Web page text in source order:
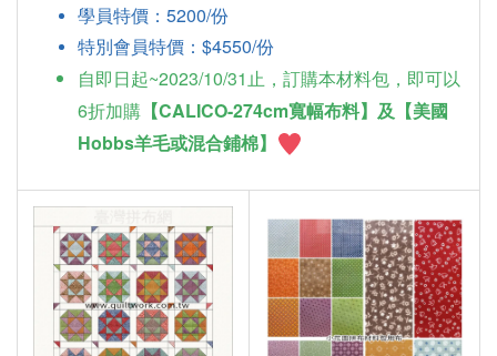
學員特價：5200/份
特別會員特價：$4550/份
自即日起~2023/10/31止，訂購本材料包，即可以
6折加購 【CALICO-274cm寬幅布料】及【美國
Hobbs羊毛或混合鋪棉】